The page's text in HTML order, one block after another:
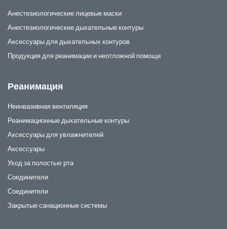
Анестезиологические лицевые маски
Анестезиологические дыхательные контуры
Аксессуары для дыхательных контуров
Продукция для реанимации и неотложной помощи
Реанимация
Неинвазивная вентиляция
Реанимационные дыхательные контуры
Аксессуары для увлажнителей
Аксессуары
Уход за полостью рта
Соединители
Соединители
Закрытые санационные системы